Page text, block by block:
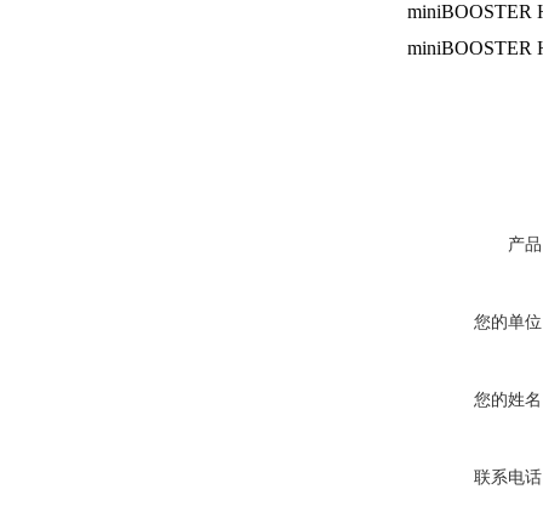
miniBOOSTER
miniBOOSTER
产
您的单
您的姓
联系电